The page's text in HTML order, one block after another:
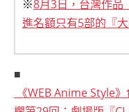
※8月3日，台灣作品
進名額只有5部的『
■
《WEB Anime Style